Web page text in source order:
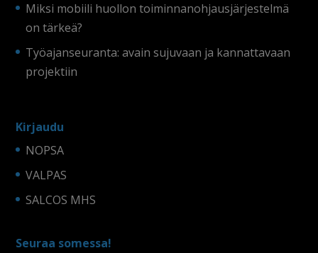
Miksi mobiili huollon toiminnanohjausjärjestelmä
on tärkeä?
Työajanseuranta: avain sujuvaan ja kannattavaan
projektiin
Kirjaudu
NOPSA
VALPAS
SALCOS MHS
Seuraa somessa!